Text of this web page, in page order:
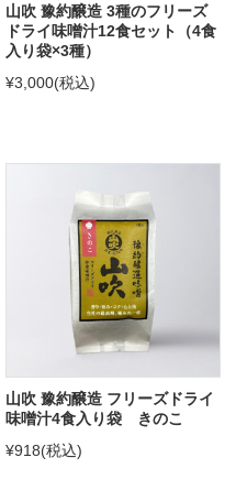
山吹 豫約醸造 3種のフリーズ
ドライ味噌汁12食セット（4食
入り袋×3種）
¥3,000(税込)
山吹 豫約醸造 フリーズドライ
味噌汁4食入り袋 きのこ
¥918(税込)